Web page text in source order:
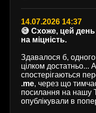
14.07.2026 14:37
😅 Схоже, цей
на міцність.
Здавалося б,
цілком достатньо...
спостерігаються
.me, через що
посилання на нашу
опублікували в